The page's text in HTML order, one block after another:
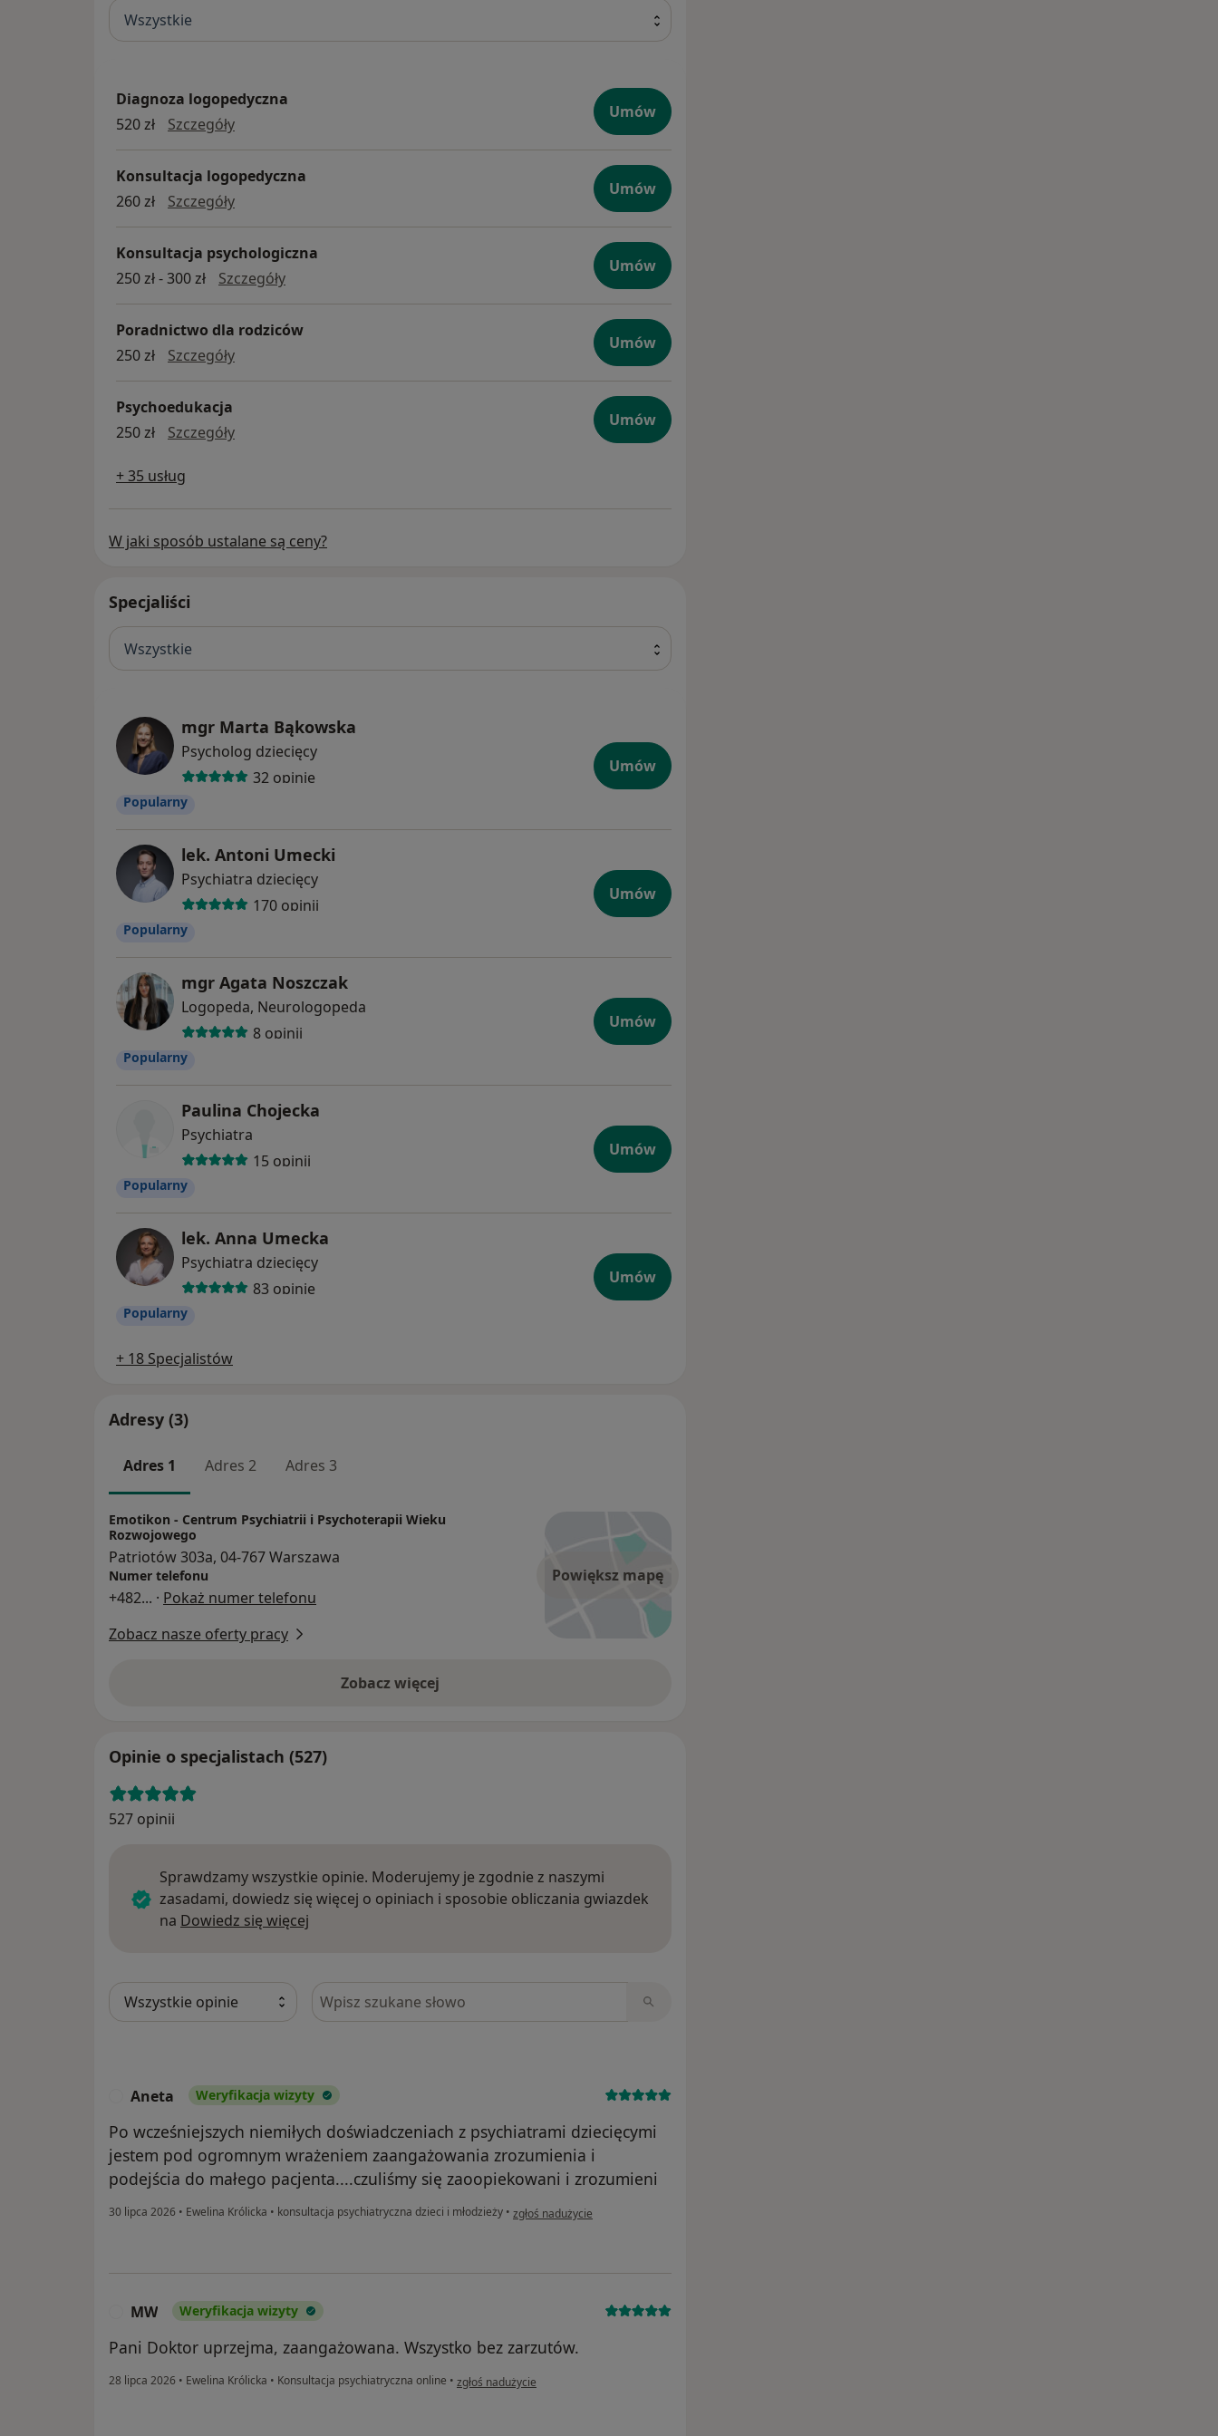
zrozumienie problematyki klientów i oferowanie adekwatnych narzędzi w
procesie zdrowienia .
Wszystkie
Diagnoza logopedyczna
520 zł
Szczegółydiagnoza logopedyczna
Umów
Konsultacja logopedyczna
260 zł
Szczegółykonsultacja logopedyczna
Umów
Konsultacja psychologiczna
250 zł - 300 zł
SzczegółyKonsultacja psychologiczna
Umów
Poradnictwo dla rodziców
250 zł
Szczegółyporadnictwo dla rodziców
Umów
Psychoedukacja
250 zł
Szczegółypsychoedukacja
Umów
+ 35 usług
W jaki sposób ustalane są ceny?
Specjaliści
Wszystkie
mgr Marta Bąkowska
Psycholog dziecięcy
32 opinie
Popularny
Umów
lek. Antoni Umecki
Psychiatra dziecięcy
170 opinii
Popularny
Umów
mgr Agata Noszczak
Logopeda, Neurologopeda
8 opinii
Popularny
Umów
Paulina Chojecka
Psychiatra
15 opinii
Popularny
Umów
lek. Anna Umecka
Psychiatra dziecięcy
83 opinie
Popularny
Umów
+ 18 Specjalistów
Adresy (3)
Adres 1 Adres 2 Adres 3
Powiększ mapę
Emotikon - Centrum Psychiatrii i Psychoterapii Wieku
Rozwojowego
Patriotów 303a, 04-767 Warszawa
Numer telefonu
+482... · Pokaż numer telefonu
Zobacz nasze oferty pracy
Zobacz więcej
Opinie o specjalistach (527)
527 opinii
Sprawdzamy wszystkie opinie. Moderujemy je zgodnie z naszymi
zasadami, dowiedz się więcej o opiniach i sposobie obliczania gwiazdek
na Dowiedz się więcej
Szukaj w opiniach
Aneta Weryfikacja wizyty
Po wcześniejszych niemiłych doświadczeniach z psychiatrami dziecięcymi
jestem pod ogromnym wrażeniem zaangażowania zrozumienia i
podejścia do małego pacjenta....czuliśmy się zaoopiekowani i zrozumieni
30 lipca 2026 • Ewelina Królicka • konsultacja psychiatryczna dzieci i młodzieży • w opinii użytkownika Aneta
zgłoś nadużycie
MW Weryfikacja wizyty
Pani Doktor uprzejma, zaangażowana. Wszystko bez zarzutów.
28 lipca 2026 • Ewelina Królicka • Konsultacja psychiatryczna online • w opinii użytkownika MW
zgłoś nadużycie